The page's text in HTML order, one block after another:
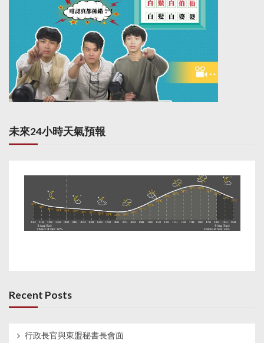
未來24小時天氣預報
Recent Posts
行政長官與東盟秘書長會面